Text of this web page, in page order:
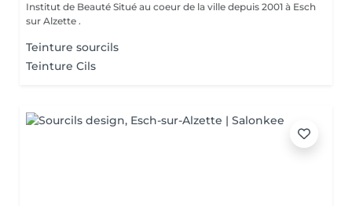
Institut de Beauté Situé au coeur de la ville depuis 2001 à Esch
sur Alzette .
Teinture sourcils
Teinture Cils